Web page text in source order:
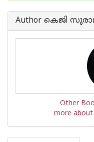
Author കെജി
Other
more